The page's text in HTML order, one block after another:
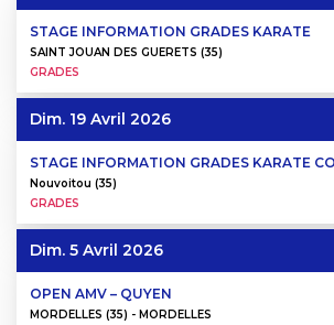
STAGE INFORMATION GRADES KARATE
SAINT JOUAN DES GUERETS (35)
GRADES
Dim. 19 Avril 2026
STAGE INFORMATION GRADES KARATE
Nouvoitou (35)
GRADES
Dim. 5 Avril 2026
OPEN AMV – QUYEN
MORDELLES (35) - MORDELLES